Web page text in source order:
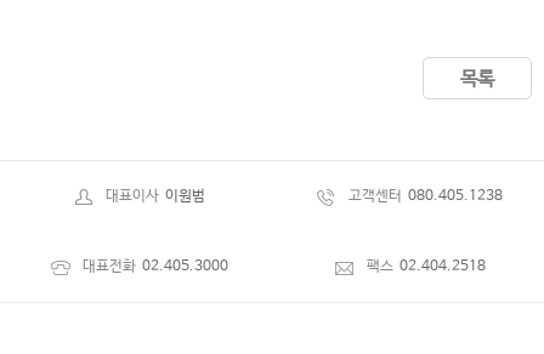
목록
대표이사 이원범 고객센터 080.405.1238
대표전화 02.405.3000 팩스 02.404.2518